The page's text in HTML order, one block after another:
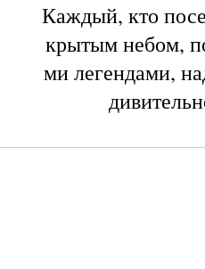
Каждый, кто
крытым небом,
ми легендами,